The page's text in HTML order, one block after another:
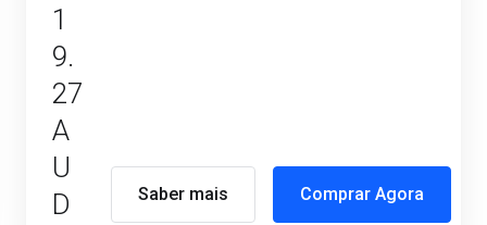
1
9.
27
A
U
D
Saber mais Comprar Agora